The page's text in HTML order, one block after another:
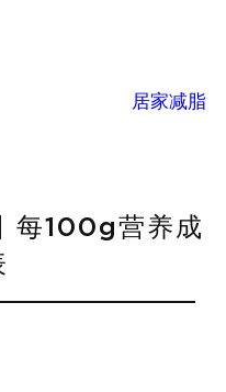
居家减脂
每100g营养成